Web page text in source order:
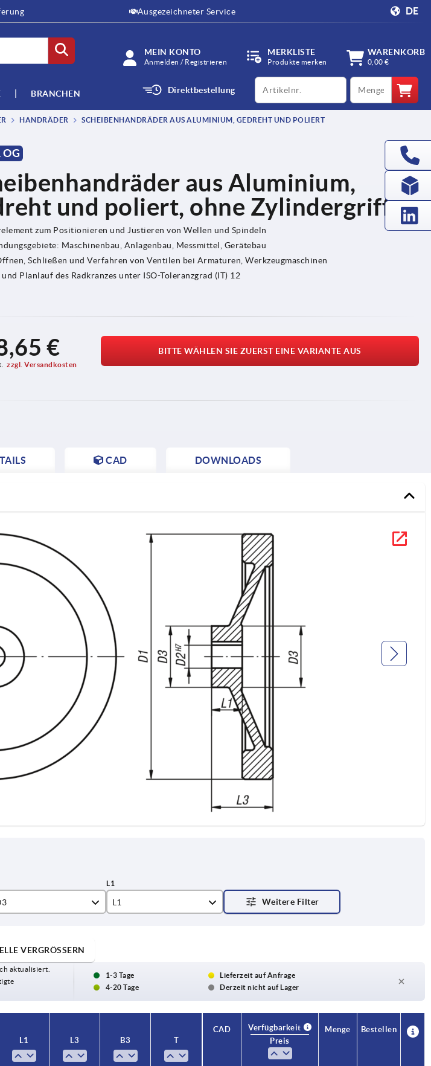
Ausgezeichneter Service DE
MEIN KONTO
Anmelden / Registrieren
MERKLISTE
Produkte merken
WARENKORB
0,00 €
BRANCHEN Direktbestellung
productCode qty
HANDRÄDER
SCHEIBENHANDRÄDER AUS ALUMINIUM, GEDREHT UND POLIERT
OG
aus Aluminium,
und poliert, ohne Zylindergriff
zum Positionieren und Justieren von Wellen und Spindeln
Maschinenbau, Anlagenbau, Messmittel, Gerätebau
Schließen und Verfahren von Ventilen bei Armaturen, Werkzeugmaschinen
und Planlauf des Radkranzes unter ISO-Toleranzgrad (IT) 12
€
zzgl. Versandkosten
BITTE WÄHLEN SIE ZUERST EINE VARIANTE AUS
CAD DOWNLOADS
L1
18
19
24
VERGRÖSSERN
aktualisiert.
1-3 Tage
Lieferzeit auf Anfrage
4-20 Tage
Derzeit nicht auf Lager
L1 L3 B3 T
CAD
Verfügbarkeit
Preis
Menge Bestellen